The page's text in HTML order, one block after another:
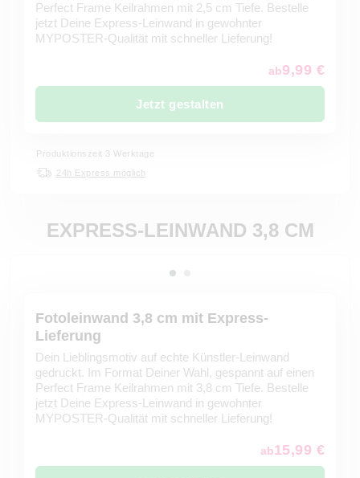
Perfect Frame Keilrahmen mit 2,5 cm Tiefe. Bestelle
jetzt Deine Express-Leinwand in gewohnter
MYPOSTER-Qualität mit schneller Lieferung!
ab9,99 €
Jetzt gestalten
Produktionszeit 3 Werktage
24h Express möglich
EXPRESS-LEINWAND 3,8 CM
Fotoleinwand 3,8 cm mit Express-
Lieferung
Dein Lieblingsmotiv auf echte Künstler-Leinwand
gedruckt. Im Format Deiner Wahl, gespannt auf einen
Perfect Frame Keilrahmen mit 3,8 cm Tiefe. Bestelle
jetzt Deine Express-Leinwand in gewohnter
MYPOSTER-Qualität mit schneller Lieferung!
ab15,99 €